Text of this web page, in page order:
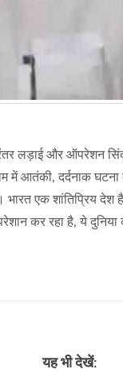
लड़ाई और ऑपरेशन
में आतंकी, दर्दनाक घटना
एक शांतिप्रिय
कर रहा है, ये दुनिया
यह भी देखें: